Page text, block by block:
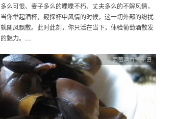
多么可恨、妻子多么的喋喋不朽、丈夫多么的不解风情，
当你举起酒杯，窥探杯中风情的时候，这一切外部的纷扰
就随风飘散。此时此刻，你只活在当下，体验葡萄酒散发
的魅力。…
中文葡萄酒香气图谱